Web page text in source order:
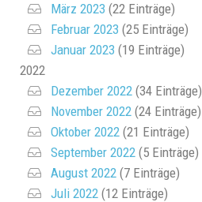
März 2023 (22 Einträge)
Februar 2023 (25 Einträge)
Januar 2023 (19 Einträge)
2022
Dezember 2022 (34 Einträge)
November 2022 (24 Einträge)
Oktober 2022 (21 Einträge)
September 2022 (5 Einträge)
August 2022 (7 Einträge)
Juli 2022 (12 Einträge)